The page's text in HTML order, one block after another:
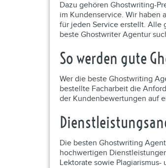
Dazu gehören Ghostwriting-
im Kundenservice. Wir haben
für jeden Service erstellt. Alle
beste Ghostwriter Agentur
So werden gute
Wer die beste Ghostwriting
bestellte Facharbeit die
der Kundenbewertungen auf
Die besten Ghostwriting
hochwertigen
Lektorate sowie